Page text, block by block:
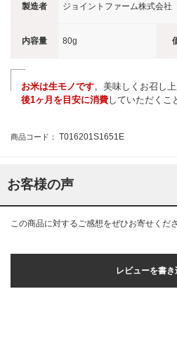
製造者 ジョイントファーム株式会社
内容量 80g
お米は生モノです。美味しくお召し
後1ヶ月を目安に消費していただくこ
商品コード： T016201S1651E
お客様の声
この商品に対するご感想をぜひお寄せくださ
レビューを書き